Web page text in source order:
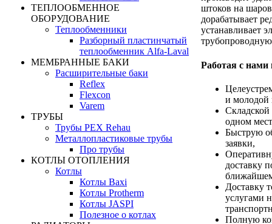
ТЕПЛООБМЕННОЕ
ОБОРУДОВАНИЕ
Теплообменники
Разборный пластинчатый
теплообменник Alfa-Laval
МЕМБРАННЫЕ БАКИ
Расширительные баки
Reflex
Flexcon
Varem
ТРУБЫ
Трубы PEX Rehau
Металлопластиковые трубы
Про трубы
КОТЛЫ ОТОПЛЕНИЯ
Котлы
Котлы Baxi
Котлы Protherm
Котлы JASPI
Полезное о котлах
штоков на
дорабатывает
устанавливает
Работая с нами
и молодой
одном
Быструю
заявки,
доставку
Доставку
услугами
Полную